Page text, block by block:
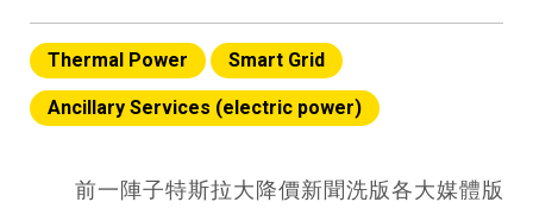
Thermal Power Smart Grid
Ancillary Services (electric power)
前一陣子特斯拉大降價新聞洗版各大媒體版